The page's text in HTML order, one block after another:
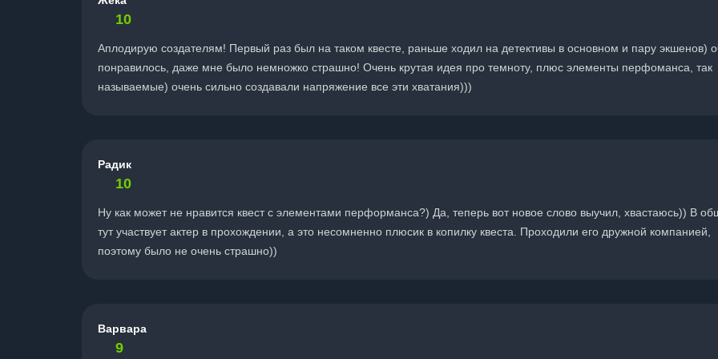
10
Аплодирую создателям! Первый раз был на таком квесте, раньше ходил на детективы в основном и пару экшенов)
понравилось, даже мне было немножко страшно! Очень крутая идея про темноту, плюс элементы перфоманса, так
называемые) очень сильно создавали напряжение все эти хватания)))
Радик
10
Ну как может не нравится квест с элементами перформанса?) Да, теперь вот новое слово выучил, хвастаюсь)) В
тут участвует актер в прохождении, а это несомненно плюсик в копилку квеста. Проходили его дружной компанией,
поэтому было не очень страшно))
Варвара
9